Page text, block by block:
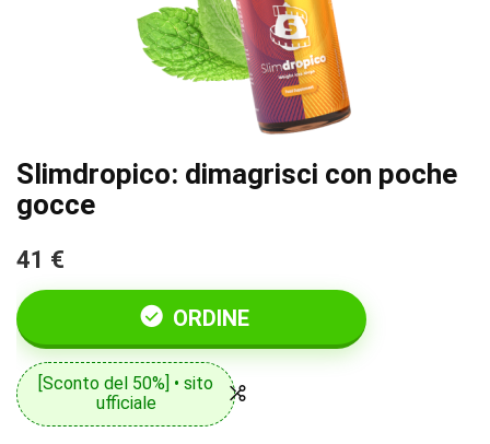
Slimdropico: dimagrisci con poche
gocce
41 €
ORDINE
[Sconto del 50%] • sito
ufficiale